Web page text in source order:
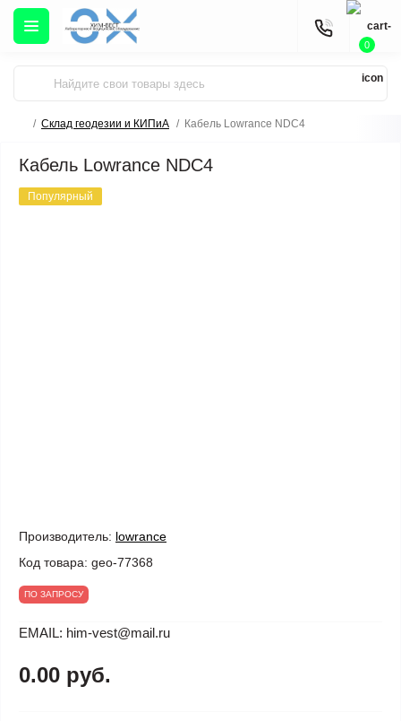
0
Склад геодезии и КИПиА Кабель Lowrance NDC4
Кабель Lowrance NDC4
Популярный
Производитель: lowrance
Код товара: geo-77368
ПО ЗАПРОСУ
EMAIL: him-vest@mail.ru
0.00 руб.